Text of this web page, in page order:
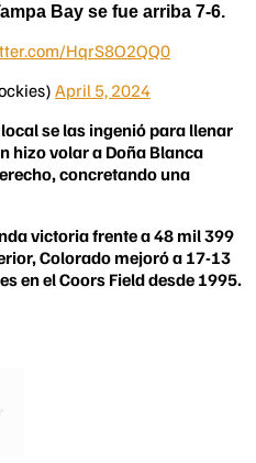
Bay se fue arriba 7-6.
HqrS8O2QQ0
April 5, 2024
se las ingenió para llenar
hizo volar a Doña Blanca
concretando una
victoria frente a 48 mil 399
Colorado mejoró a 17-13
en el Coors Field desde 1995.